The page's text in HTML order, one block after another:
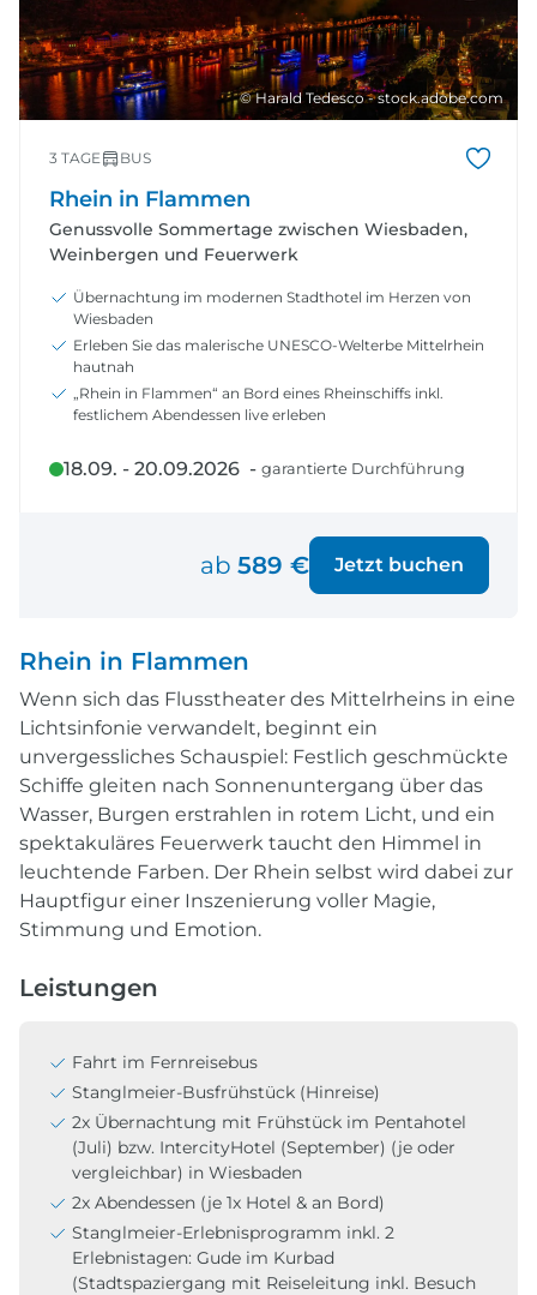
© Harald Tedesco - stock.adobe.com
3 TAGE BUS
Rhein in Flammen
Genussvolle Sommertage zwischen Wiesbaden,
Weinbergen und Feuerwerk
Übernachtung im modernen Stadthotel im Herzen von
Wiesbaden
Erleben Sie das malerische UNESCO-Welterbe Mittelrhein
hautnah
„Rhein in Flammen“ an Bord eines Rheinschiffs inkl.
festlichem Abendessen live erleben
18.09. - 20.09.2026 - garantierte Durchführung
ab 589 € Jetzt buchen
Rhein in Flammen
Wenn sich das Flusstheater des Mittelrheins in eine
Lichtsinfonie verwandelt, beginnt ein
unvergessliches Schauspiel: Festlich geschmückte
Schiffe gleiten nach Sonnenuntergang über das
Wasser, Burgen erstrahlen in rotem Licht, und ein
spektakuläres Feuerwerk taucht den Himmel in
leuchtende Farben. Der Rhein selbst wird dabei zur
Hauptfigur einer Inszenierung voller Magie,
Stimmung und Emotion.
Leistungen
Fahrt im Fernreisebus
Stanglmeier-Busfrühstück (Hinreise)
2x Übernachtung mit Frühstück im Pentahotel
(Juli) bzw. IntercityHotel (September) (je oder
vergleichbar) in Wiesbaden
2x Abendessen (je 1x Hotel & an Bord)
Stanglmeier-Erlebnisprogramm inkl. 2
Erlebnistagen: Gude im Kurbad
(Stadtspaziergang mit Reiseleitung inkl. Besuch